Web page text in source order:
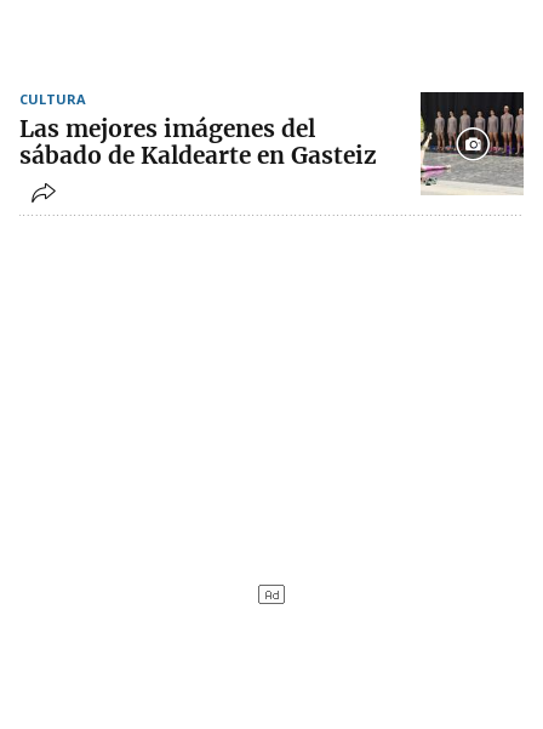
CULTURA
Las mejores imágenes del
sábado de Kaldearte en Gasteiz